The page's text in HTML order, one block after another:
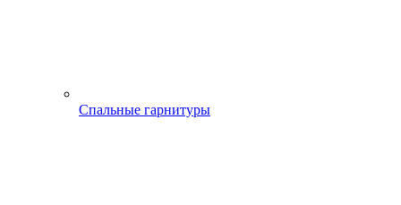
Спальные гарнитуры